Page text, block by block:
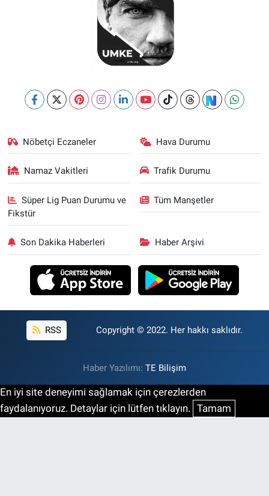
Nöbetçi Eczaneler Hava Durumu
Namaz Vakitleri Trafik Durumu
Süper Lig Puan Durumu ve
Fikstür
Tüm Manşetler
Son Dakika Haberleri Haber Arşivi
RSS Copyright © 2022. Her hakkı saklıdır.
Haber Yazılımı: TE Bilişim
En iyi site deneyimi sağlamak için çerezlerden
faydalanıyoruz. Detaylar için lütfen tıklayın. Tamam